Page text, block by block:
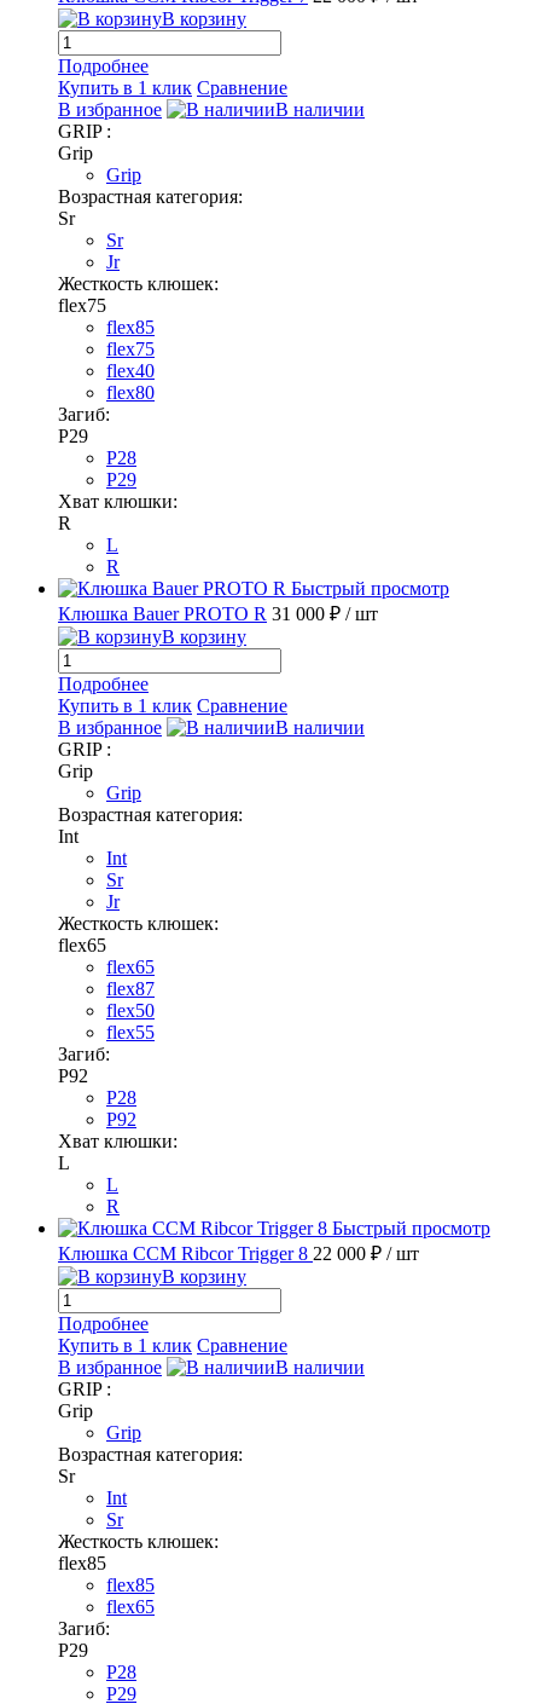
В корзину
Подробнее
Купить в 1 клик Сравнение
В избранное
В наличии
GRIP :
Grip
Grip
Возрастная категория:
Sr
Sr
Jr
Жесткость клюшек:
flex75
flex85
flex75
flex40
flex80
Загиб:
P29
P28
P29
Хват клюшки:
R
L
R
Быстрый просмотр
Клюшка Bauer PROTO R 31 000 ₽ / шт
В корзину
Подробнее
Купить в 1 клик Сравнение
В избранное
В наличии
GRIP :
Grip
Grip
Возрастная категория:
Int
Int
Sr
Jr
Жесткость клюшек:
flex65
flex65
flex87
flex50
flex55
Загиб:
P92
P28
P92
Хват клюшки:
L
L
R
Быстрый просмотр
Клюшка CCM Ribcor Trigger 8 22 000 ₽ / шт
В корзину
Подробнее
Купить в 1 клик Сравнение
В избранное
В наличии
GRIP :
Grip
Grip
Возрастная категория:
Sr
Int
Sr
Жесткость клюшек:
flex85
flex85
flex65
Загиб:
P29
P28
P29